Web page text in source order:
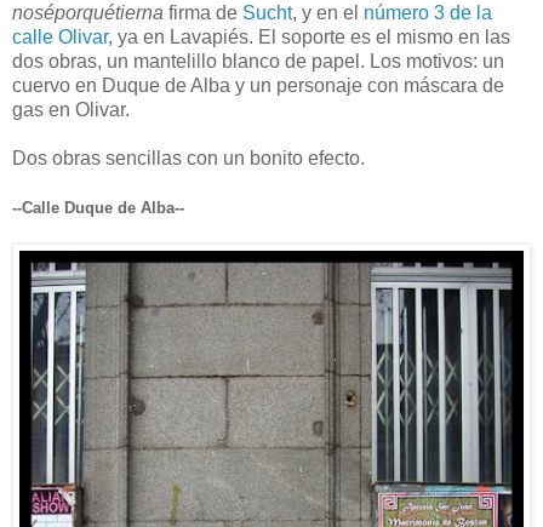
noséporquétierna firma de Sucht, y en el número 3 de la
calle Olivar, ya en Lavapiés. El soporte es el mismo en las
dos obras, un mantelillo blanco de papel. Los motivos: un
cuervo en Duque de Alba y un personaje con máscara de
gas en Olivar.
Dos obras sencillas con un bonito efecto.
--Calle Duque de Alba--